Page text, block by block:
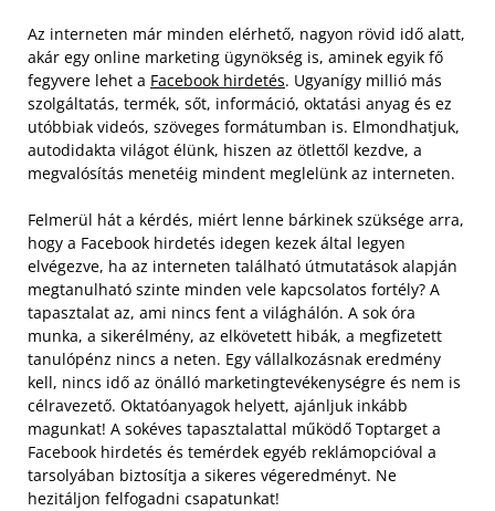
Az interneten már minden elérhető, nagyon rövid idő alatt,
akár egy online marketing ügynökség is, aminek egyik fő
fegyvere lehet a Facebook hirdetés. Ugyanígy millió más
szolgáltatás, termék, sőt, információ, oktatási anyag és ez
utóbbiak videós, szöveges formátumban is. Elmondhatjuk,
autodidakta világot élünk, hiszen az ötlettől kezdve, a
megvalósítás menetéig mindent meglelünk az interneten.
Felmerül hát a kérdés, miért lenne bárkinek szüksége arra,
hogy a Facebook hirdetés idegen kezek által legyen
elvégezve, ha az interneten található útmutatások alapján
megtanulható szinte minden vele kapcsolatos fortély? A
tapasztalat az, ami nincs fent a világhálón. A sok óra
munka, a sikerélmény, az elkövetett hibák, a megfizetett
tanulópénz nincs a neten. Egy vállalkozásnak eredmény
kell, nincs idő az önálló marketingtevékenységre és nem is
célravezető. Oktatóanyagok helyett, ajánljuk inkább
magunkat! A sokéves tapasztalattal működő Toptarget a
Facebook hirdetés és temérdek egyéb reklámopcióval a
tarsolyában biztosítja a sikeres végeredményt. Ne
hezitáljon felfogadni csapatunkat!